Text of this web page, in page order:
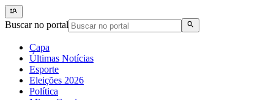
Buscar no portal
Capa
Últimas Notícias
Esporte
Eleições 2026
Política